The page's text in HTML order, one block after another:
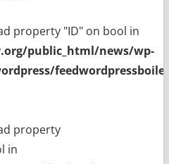
property "ID" on bool in
public_html/news/wp-
property
in